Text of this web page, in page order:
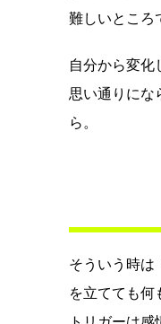
難しいところ
自分から変化
思い通りにな
ら。
そういう時は
を立てても何